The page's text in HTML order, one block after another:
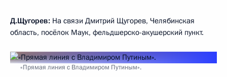
Д.Щугорев: На связи Дмитрий Щугорев, Челябинская
область, посёлок Маук, фельдшерско-акушерский пункт.
«Прямая линия с Владимиром Путиным».